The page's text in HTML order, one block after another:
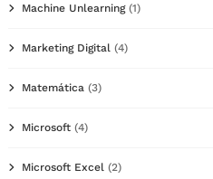
Machine Unlearning(1)
Marketing Digital (4)
Matemática (3)
Microsoft (4)
Microsoft Excel (2)